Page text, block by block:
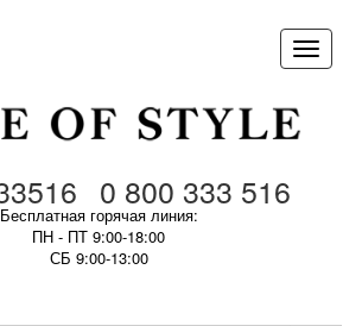
0 800 333 516
Бесплатная горячая линия:
ПН - ПТ 9:00-18:00
СБ 9:00-13:00